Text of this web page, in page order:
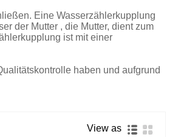
ελληνικά
Eine Wasserzählerkupplung
der Mutter , die Mutter, dient zum
ist mit einer
haben und aufgrund
View as